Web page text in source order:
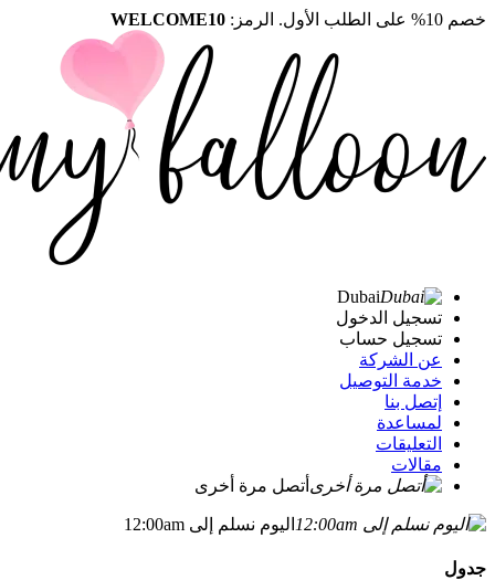
خصم 10% على الطلب الأول. الرمز: WELCOME10
Dubai
تسجيل الدخول
تسجيل حساب
عن الشركة
خدمة التوصيل
إتصل بنا
لمساعدة
التعليقات
مقالات
أتصل مرة أخرى
اليوم نسلم إلى 12:00am
جدول